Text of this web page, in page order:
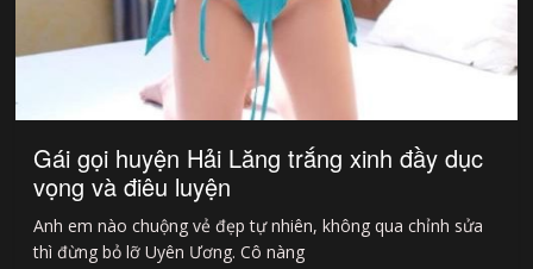
Gái gọi huyện Hải Lăng trắng xinh đầy dục
vọng và điêu luyện
Anh em nào chuộng vẻ đẹp tự nhiên, không qua chỉnh sửa
thì đừng bỏ lỡ Uyên Ương. Cô nàng